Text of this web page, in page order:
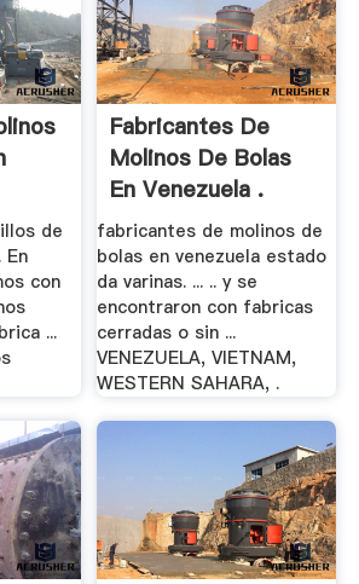
de
En
con
...
Fabricantes De
Molinos De Bolas
En Venezuela .
fabricantes de molinos de
bolas en venezuela estado
da varinas. ... .. y se
encontraron con fabricas
cerradas o sin ...
VENEZUELA, VIETNAM,
WESTERN SAHARA, .